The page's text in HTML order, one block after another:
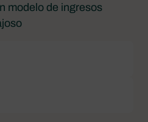
modelo de ingresos